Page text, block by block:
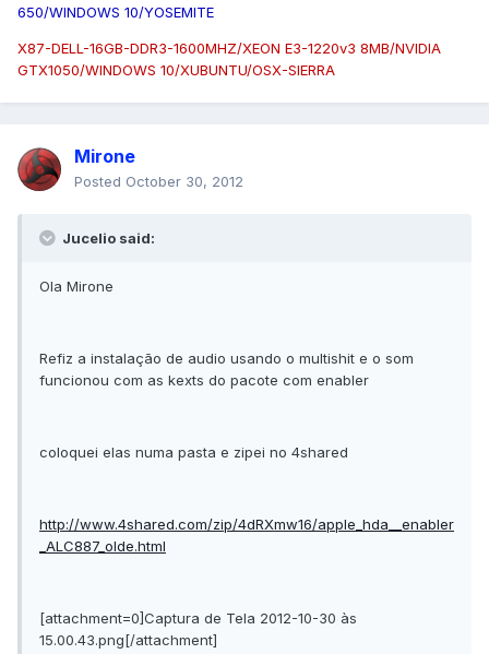
650/WINDOWS 10/YOSEMITE
X87-DELL-16GB-DDR3-1600MHZ/XEON E3-1220v3 8MB/NVIDIA
GTX1050/WINDOWS 10/XUBUNTU/OSX-SIERRA
Mirone
Posted October 30, 2012
Jucelio said:
Ola Mirone
Refiz a instalação de audio usando o multishit e o som
funcionou com as kexts do pacote com enabler
coloquei elas numa pasta e zipei no 4shared
http://www.4shared.com/zip/4dRXmw16/apple_hda__enabler
_ALC887_olde.html
[attachment=0]Captura de Tela 2012-10-30 às
15.00.43.png[/attachment]